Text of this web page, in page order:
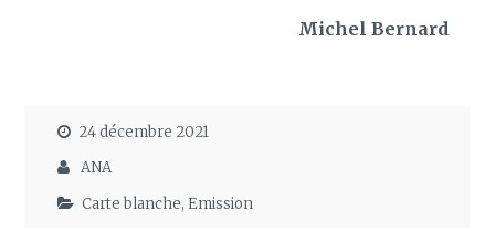
Michel Bernard
24 décembre 2021
ANA
Carte blanche,Emission